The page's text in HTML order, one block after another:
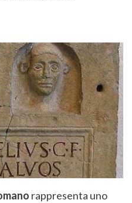
rappresenta uno